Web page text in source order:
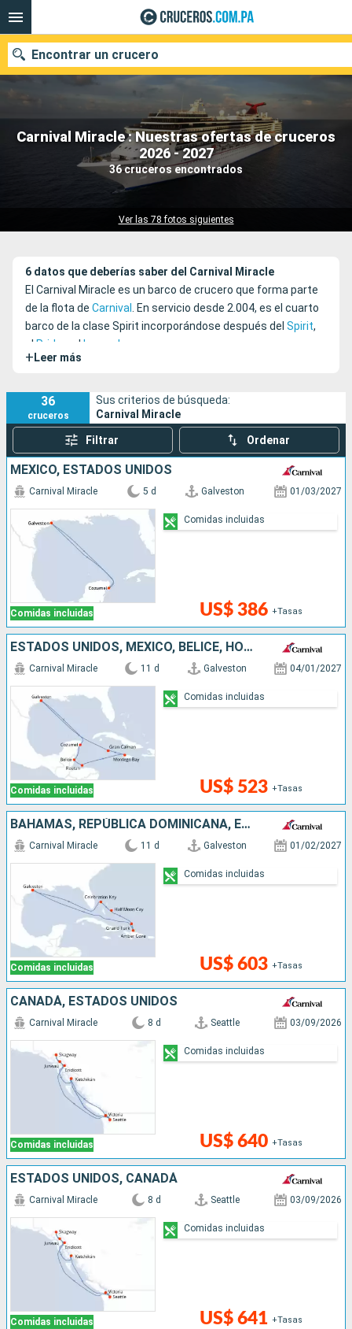
Carnival Miracle : Nuestras ofertas de cruceros
2026 - 2027
36 cruceros encontrados
Ver las 78 fotos siguientes
Encontrar un crucero
Nuestros destinos
Fecha de salida
6 datos que deberías saber del Carnival Miracle
El Carnival Miracle es un barco de crucero que forma parte
de la flota de Carnival. En servicio desde 2.004, es el cuarto
barco de la clase Spirit incorporándose después del Spirit,
el Pride y el Legend
+ Leer más
36
cruceros
Sus criterios de búsqueda:
Carnival Miracle
Filtrar Ordenar
MÉXICO, ESTADOS UNIDOS
Comidas incluidas
Carnival Miracle 5 d Galveston 01/03/2027
US$ 386 +Tasas
Comidas incluidas
ESTADOS UNIDOS, MÉXICO, BELICE, HONDURAS, JAMAICA, ISLAS CAIMÁN
Comidas incluidas
Carnival Miracle 11 d Galveston 04/01/2027
US$ 523 +Tasas
Comidas incluidas
BAHAMAS, REPÚBLICA DOMINICANA, ESTADOS UNIDOS
Comidas incluidas
Carnival Miracle 11 d Galveston 01/02/2027
US$ 603 +Tasas
Comidas incluidas
CANADÁ, ESTADOS UNIDOS
Comidas incluidas
Carnival Miracle 8 d Seattle 03/09/2026
US$ 640 +Tasas
Comidas incluidas
ESTADOS UNIDOS, CANADÁ
Comidas incluidas
Carnival Miracle 8 d Seattle 03/09/2026
US$ 641 +Tasas
Comidas incluidas